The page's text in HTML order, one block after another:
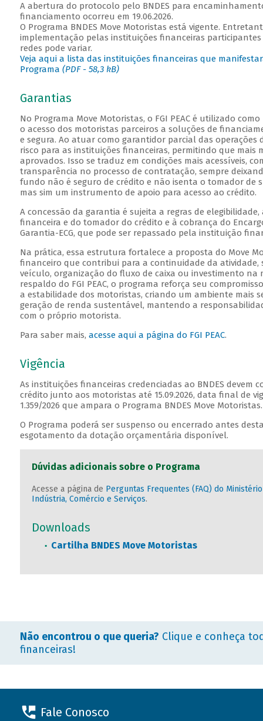
A abertura do protocolo pelo BNDES para
financiamento ocorreu em 19.06.2026.
O Programa BNDES Move Motoristas está vigente.
implementação pelas instituições financeiras
redes pode variar.
Veja aqui a lista das instituições financeiras que
Programa(PDF - 58,3 kB)
Garantias
No Programa Move Motoristas, o FGI PEAC é utilizado
o acesso dos motoristas parceiros a soluções de
e segura. Ao atuar como garantidor parcial das operações
risco para as instituições financeiras, permitindo que mais
aprovados. Isso se traduz em condições mais acessíveis,
transparência no processo de contratação, sempre
fundo não é seguro de crédito e não isenta o tomador de
mas sim um instrumento de apoio para acesso ao crédito.
A concessão da garantia é sujeita a regras de
financeira e do tomador do crédito e à cobrança do
Garantia-ECG, que pode ser repassado pela instituição
Na prática, essa estrutura fortalece a proposta do Move
financeiro que contribui para a continuidade da atividade,
veículo, organização do fluxo de caixa ou investimento na
respaldo do FGI PEAC, o programa reforça seu
a estabilidade dos motoristas, criando um ambiente mais
geração de renda sustentável, mantendo a
com o próprio motorista.
Para saber mais,acesse aqui a página do FGI PEAC.
Vigência
As instituições financeiras credenciadas ao BNDES devem
crédito junto aos motoristas até 15.09.2026, data final de
1.359/2026 que ampara o Programa BNDES Move
O Programa poderá ser suspenso ou encerrado antes
esgotamento da dotação orçamentária disponível.
Dúvidas adicionais sobre o Programa
Acesse a página de Perguntas Frequentes (FAQ) do
Indústria, Comércio e Serviços.
Downloads
Cartilha BNDES Move Motoristas
Não encontrou o que queria? Clique e conheça
financeiras!
Fale Conosco